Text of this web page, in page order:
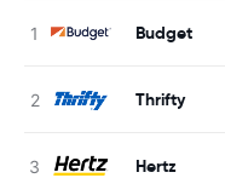
Budget
Thrifty
Hertz